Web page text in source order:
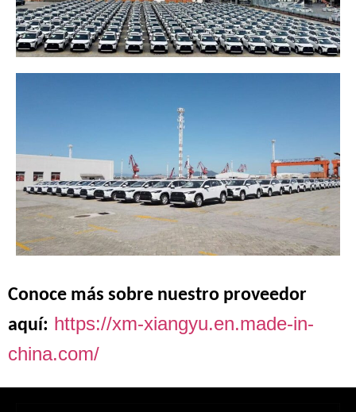
Conoce más sobre nuestro proveedor
aquí: https://xm-xiangyu.en.made-in-
china.com/